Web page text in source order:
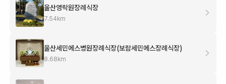
울산영락원장례식장
7.54 km
울산세민에스병원장례식장(보람세민에스장례식장)
8.68 km